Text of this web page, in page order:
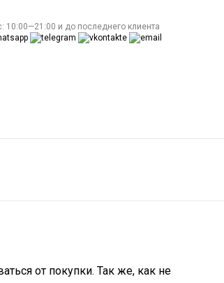
10:00—21:00 и до последнего клиента
от покупки. Так же, как не